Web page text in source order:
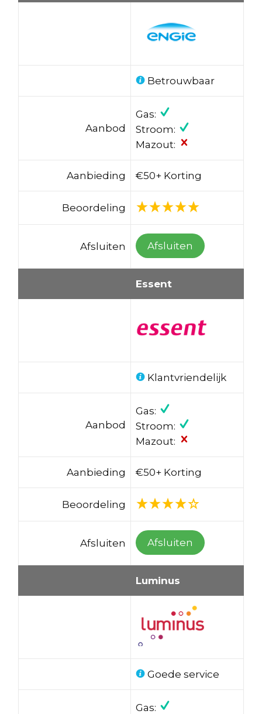
Betrouwbaar
Aanbod
Gas:
Stroom:
Mazout:
Aanbieding €50+ Korting
Beoordeling
Afsluiten Afsluiten
Essent
Klantvriendelijk
Aanbod
Gas:
Stroom:
Mazout:
Aanbieding €50+ Korting
Beoordeling
Afsluiten Afsluiten
Luminus
Goede service
Gas: